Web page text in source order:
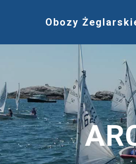
Obozy